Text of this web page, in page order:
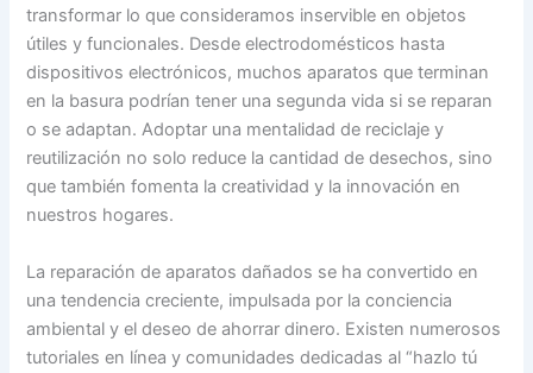
transformar lo que consideramos inservible en objetos
útiles y funcionales. Desde electrodomésticos hasta
dispositivos electrónicos, muchos aparatos que terminan
en la basura podrían tener una segunda vida si se reparan
o se adaptan. Adoptar una mentalidad de reciclaje y
reutilización no solo reduce la cantidad de desechos, sino
que también fomenta la creatividad y la innovación en
nuestros hogares.
La reparación de aparatos dañados se ha convertido en
una tendencia creciente, impulsada por la conciencia
ambiental y el deseo de ahorrar dinero. Existen numerosos
tutoriales en línea y comunidades dedicadas al “hazlo tú